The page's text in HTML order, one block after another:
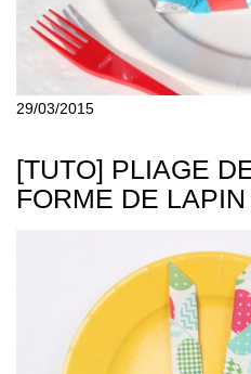
29/03/2015
[TUTO] PLIAGE
FORME DE